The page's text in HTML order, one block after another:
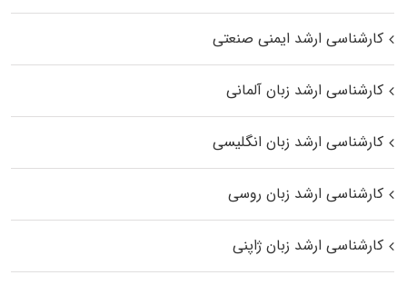
کارشناسی ارشد ایمنی صنعتی
کارشناسی ارشد زبان آلمانی
کارشناسی ارشد زبان انگلیسی
کارشناسی ارشد زبان روسی
کارشناسی ارشد زبان ژاپنی